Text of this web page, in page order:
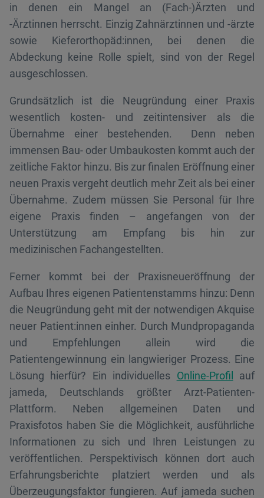
in denen ein Mangel an (Fach-)Ärzten und
-Ärztinnen herrscht. Einzig Zahnärztinnen und -ärzte
sowie Kieferorthopäd:innen, bei denen die
Abdeckung keine Rolle spielt, sind von der Regel
ausgeschlossen.
Grundsätzlich ist die Neugründung einer Praxis
wesentlich kosten- und zeitintensiver als die
Übernahme einer bestehenden. Denn neben
immensen Bau- oder Umbaukosten kommt auch der
zeitliche Faktor hinzu. Bis zur finalen Eröffnung einer
neuen Praxis vergeht deutlich mehr Zeit als bei einer
Übernahme. Zudem müssen Sie Personal für Ihre
eigene Praxis finden – angefangen von der
Unterstützung am Empfang bis hin zur
medizinischen Fachangestellten.
Ferner kommt bei der Praxisneueröffnung der
Aufbau Ihres eigenen Patientenstamms hinzu: Denn
die Neugründung geht mit der notwendigen Akquise
neuer Patient:innen einher. Durch Mundpropaganda
und Empfehlungen allein wird die
Patientengewinnung ein langwieriger Prozess. Eine
Lösung hierfür? Ein individuelles Online-Profil
auf
jameda, Deutschlands größter Arzt-Patienten-
Plattform. Neben allgemeinen Daten und
Praxisfotos haben Sie die Möglichkeit, ausführliche
Informationen zu sich und Ihren Leistungen zu
veröffentlichen. Perspektivisch können dort auch
Erfahrungsberichte platziert werden und als
Überzeugungsfaktor fungieren. Auf jameda suchen